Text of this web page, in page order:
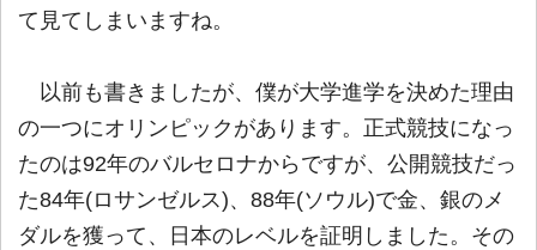
て見てしまいますね。
以前も書きましたが、僕が大学進学を決めた理由
の一つにオリンピックがあります。正式競技になっ
たのは92年のバルセロナからですが、公開競技だっ
た84年(ロサンゼルス)、88年(ソウル)で金、銀のメ
ダルを獲って、日本のレベルを証明しました。その